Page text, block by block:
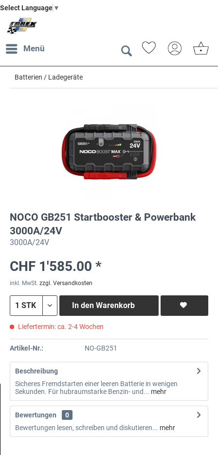
Select Language ▼
Menü
Batterien / Ladegeräte
NOCO GB251 Startbooster & Powerbank
3000A/24V
3000A/24V
CHF 1'585.00 *
inkl. MwSt. zzgl. Versandkosten
In den Warenkorb
Liefertermin: ca. 2-4 Wochen
Artikel-Nr.: NO-GB251
Beschreibung
Sicheres Fremdstarten einer leeren Batterie in wenigen
Sekunden. Für hubraumstarke Benzin- und... mehr
Bewertungen
0
Bewertungen lesen, schreiben und diskutieren... mehr